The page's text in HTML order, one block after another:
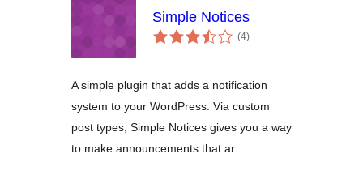
Simple Notices
(4საერთო
რეიტინგი
)
A simple plugin that adds a notification
system to your WordPress. Via custom
post types, Simple Notices gives you a way
to make announcements that ar …